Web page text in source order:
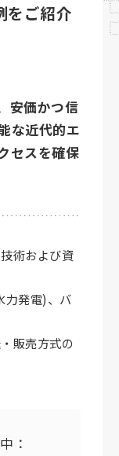
をご紹介
安価かつ信
な近代的エ
セスを確保
術および資
力発電)、バ
販売方式の
：